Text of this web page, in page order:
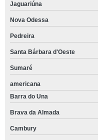
Jaguariúna
Nova Odessa
Pedreira
Santa Bárbara d'Oeste
Sumaré
americana
Barra do Una
Brava da Almada
Cambury